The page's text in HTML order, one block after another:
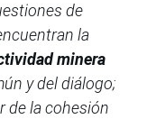
de
la
minera
y del diálogo;
de la cohesión